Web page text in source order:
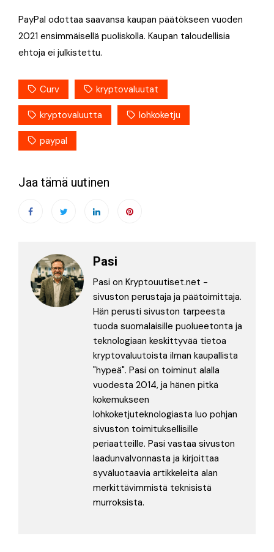
PayPal odottaa saavansa kaupan päätökseen vuoden
2021 ensimmäisellä puoliskolla. Kaupan taloudellisia
ehtoja ei julkistettu.
Curv kryptovaluutat
kryptovaluutta lohkoketju
paypal
Jaa tämä uutinen
Pasi
Pasi on Kryptouutiset.net -
sivuston perustaja ja päätoimittaja.
Hän perusti sivuston tarpeesta
tuoda suomalaisille puolueetonta ja
teknologiaan keskittyvää tietoa
kryptovaluutoista ilman kaupallista
"hypeä". Pasi on toiminut alalla
vuodesta 2014, ja hänen pitkä
kokemukseen
lohkoketjuteknologiasta luo pohjan
sivuston toimituksellisille
periaatteille. Pasi vastaa sivuston
laadunvalvonnasta ja kirjoittaa
syväluotaavia artikkeleita alan
merkittävimmistä teknisistä
murroksista.